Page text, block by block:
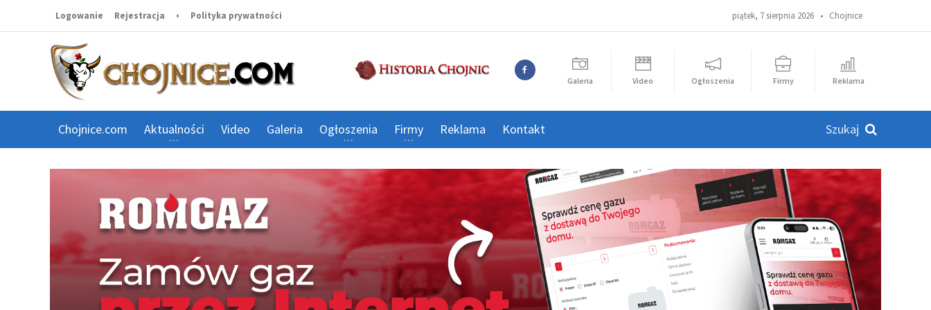
piątek, 7 sierpnia 2026 • Chojnice
Logowanie Rejestracja • Polityka prywatności
Galeria Video Ogłoszenia Firmy Reklama
Chojnice.com Aktualności Video Galeria Ogłoszenia Firmy Reklama Kontakt